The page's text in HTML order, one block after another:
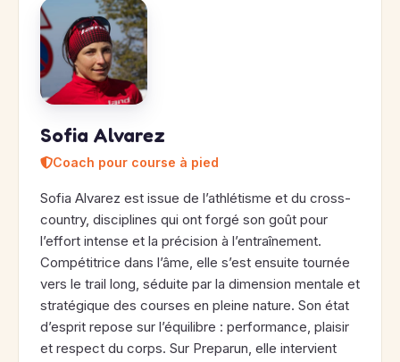
Sofia Alvarez
Coach pour course à pied
Sofia Alvarez est issue de l’athlétisme et du cross-
country, disciplines qui ont forgé son goût pour
l’effort intense et la précision à l’entraînement.
Compétitrice dans l’âme, elle s’est ensuite tournée
vers le trail long, séduite par la dimension mentale et
stratégique des courses en pleine nature. Son état
d’esprit repose sur l’équilibre : performance, plaisir
et respect du corps. Sur Preparun, elle intervient